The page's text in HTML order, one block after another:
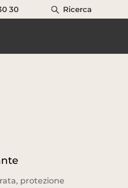
30 Ricerca
protezione